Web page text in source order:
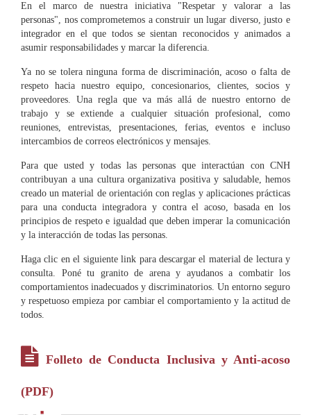
En el marco de nuestra iniciativa "Respetar y valorar a las
personas", nos comprometemos a construir un lugar diverso, justo e
integrador en el que todos se sientan reconocidos y animados a
asumir responsabilidades y marcar la diferencia.
Ya no se tolera ninguna forma de discriminación, acoso o falta de
respeto hacia nuestro equipo, concesionarios, clientes, socios y
proveedores. Una regla que va más allá de nuestro entorno de
trabajo y se extiende a cualquier situación profesional, como
reuniones, entrevistas, presentaciones, ferias, eventos e incluso
intercambios de correos electrónicos y mensajes.
Para que usted y todas las personas que interactúan con CNH
contribuyan a una cultura organizativa positiva y saludable, hemos
creado un material de orientación con reglas y aplicaciones prácticas
para una conducta integradora y contra el acoso, basada en los
principios de respeto e igualdad que deben imperar la comunicación
y la interacción de todas las personas.
Haga clic en el siguiente link para descargar el material de lectura y
consulta. Poné tu granito de arena y ayudanos a combatir los
comportamientos inadecuados y discriminatorios. Un entorno seguro
y respetuoso empieza por cambiar el comportamiento y la actitud de
todos.
Folleto de Conducta Inclusiva y Anti-acoso
(PDF)